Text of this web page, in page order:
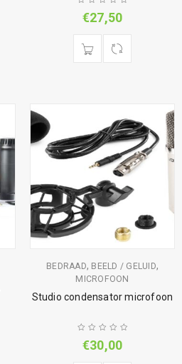
€27,50
BEDRAAD, BEELD / GELUID,
MICROFOON
Studio condensator microfoon
€30,00